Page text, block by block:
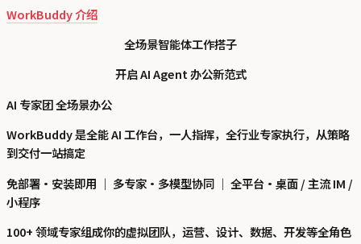
WorkBuddy 介绍
全场景智能体工作搭子
开启 AI Agent 办公新范式
AI 专家团 全场景办公
WorkBuddy 是全能 AI 工作台，一人指挥，全行业专家执行，从策略
到交付一站搞定
免部署·安装即用 ｜ 多专家·多模型协同 ｜ 全平台·桌面 / 主流 IM /
小程序
100+ 领域专家组成你的虚拟团队，运营、设计、数据、开发等全角色